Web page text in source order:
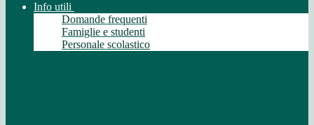
Info utili
Domande frequenti
Famiglie e studenti
Personale scolastico